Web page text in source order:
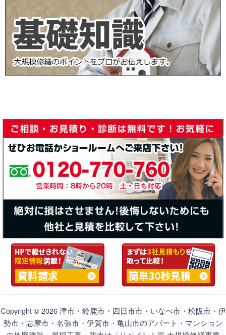
Copyright © 2026 津市・鈴鹿市・四日市市・いなべ市・松阪市・伊
勢市・志摩市・名張市・伊賀市・亀山市のアパート・マンション